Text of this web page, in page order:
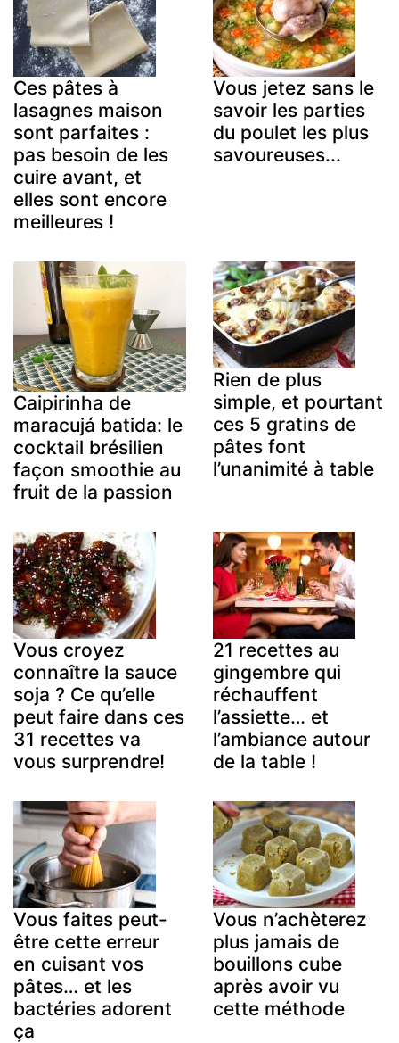
Ces pâtes à
lasagnes maison
sont parfaites :
pas besoin de les
cuire avant, et
elles sont encore
meilleures !
Vous jetez sans le
savoir les parties
du poulet les plus
savoureuses...
Caipirinha de
maracujá batida: le
cocktail brésilien
façon smoothie au
fruit de la passion
Rien de plus
simple, et pourtant
ces 5 gratins de
pâtes font
l’unanimité à table
Vous croyez
connaître la sauce
soja ? Ce qu’elle
peut faire dans ces
31 recettes va
vous surprendre!
21 recettes au
gingembre qui
réchauffent
l’assiette… et
l’ambiance autour
de la table !
Vous faites peut-
être cette erreur
en cuisant vos
pâtes… et les
bactéries adorent
ça
Vous n’achèterez
plus jamais de
bouillons cube
après avoir vu
cette méthode